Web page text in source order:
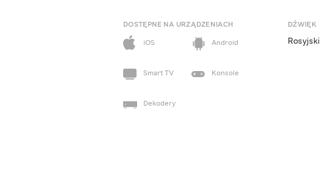
DOSTĘPNE NA URZĄDZENIACH
iOS
Android
Smart TV Konsole
Dekodery
DŹWIĘK
Rosyjski